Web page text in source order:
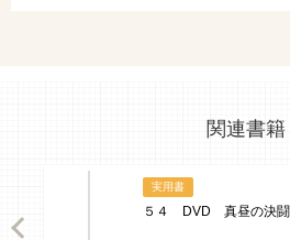
関連書籍
実用書
５４ DVD 真昼の決闘